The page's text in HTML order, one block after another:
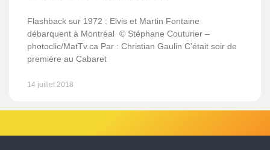
Flashback sur 1972 : Elvis et Martin Fontaine
débarquent à Montréal © Stéphane Couturier –
photoclic/MatTv.ca Par : Christian Gaulin C’était soir de
première au Cabaret
14 juillet 2018